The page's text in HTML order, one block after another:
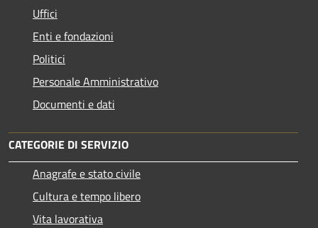
Uffici
Enti e fondazioni
Politici
Personale Amministrativo
Documenti e dati
CATEGORIE DI SERVIZIO
Anagrafe e stato civile
Cultura e tempo libero
Vita lavorativa